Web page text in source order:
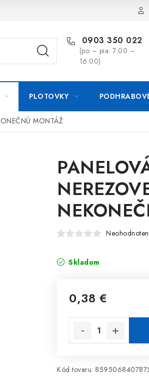
0903 350 022
(po – pia: 7:00 –
16:00)
PLOTOVKY
MONTÁŽ
Skladom
0,38 €
Kód tovaru: